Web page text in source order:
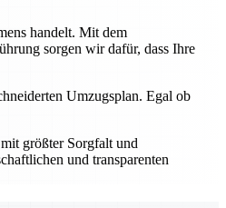
handelt. Mit dem
sorgen wir dafür, dass Ihre
Umzugsplan. Egal ob
größter Sorgfalt und
und transparenten